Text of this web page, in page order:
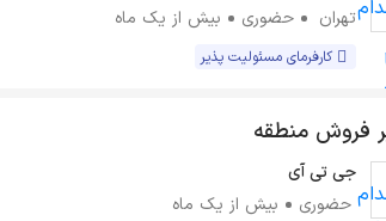
تهران
حضوری بیش از یک ماه
کارفرمای مسئولیت پذیر
فروش منطقه
جی تی آی
حضوری
بیش از یک ماه